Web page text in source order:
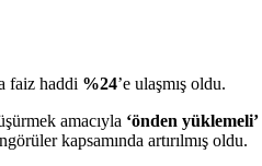
faiz haddi %24’e ulaşmış oldu.
amacıyla ‘önden yüklemeli’
kapsamında artırılmış oldu.